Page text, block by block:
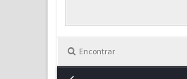
Encontrar